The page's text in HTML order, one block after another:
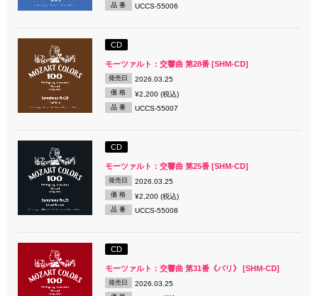
品 番 UCCS-55006
CD
モーツァルト：交響曲 第28番 [SHM-CD]
発売日 2026.03.25
価 格 ¥2,200 (税込)
品 番 UCCS-55007
CD
モーツァルト：交響曲 第25番 [SHM-CD]
発売日 2026.03.25
価 格 ¥2,200 (税込)
品 番 UCCS-55008
CD
モーツァルト：交響曲 第31番《パリ》 [SHM-CD]
発売日 2026.03.25